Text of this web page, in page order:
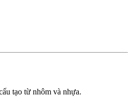
tạo từ nhôm và nhựa.